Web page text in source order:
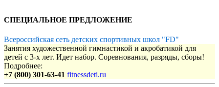
СПЕЦИАЛЬНОЕ ПРЕДЛОЖЕНИЕ
Всероссийская сеть детских спортивных школ "FD"
Занятия художественной гимнастикой и акробатикой для
детей с 3-х лет. Идет набор. Соревнования, разряды, сборы!
Подробнее:
+7 (800) 301-63-41 fitnessdeti.ru